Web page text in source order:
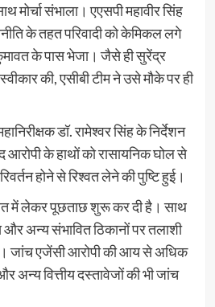
मोर्चा संभाला। एएसपी महावीर सिंह
के तहत परिवादी को केमिकल लगे
के पास भेजा। जैसे ही सुरेंद्र
की, एसीबी टीम ने उसे मौके पर ही
डॉ. रामेश्वर सिंह के निर्देशन
आरोपी के हाथों को रासायनिक घोल से
होने से रिश्वत लेने की पुष्टि हुई।
में लेकर पूछताछ शुरू कर दी है। साथ
अन्य संभावित ठिकानों पर तलाशी
जांच एजेंसी आरोपी की आय से अधिक
अन्य वित्तीय दस्तावेजों की भी जांच